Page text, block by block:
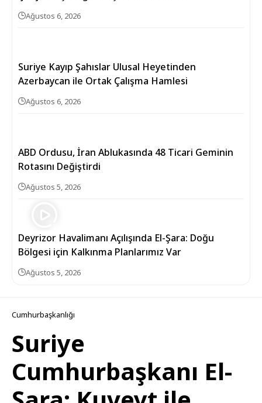
Ağustos 6, 2026
Suriye Kayıp Şahıslar Ulusal Heyetinden
Azerbaycan ile Ortak Çalışma Hamlesi
Ağustos 6, 2026
ABD Ordusu, İran Ablukasında 48 Ticari Geminin
Rotasını Değiştirdi
Ağustos 5, 2026
Deyrizor Havalimanı Açılışında El-Şara: Doğu
Bölgesi için Kalkınma Planlarımız Var
Ağustos 5, 2026
Cumhurbaşkanlığı
Suriye
Cumhurbaşkanı El-